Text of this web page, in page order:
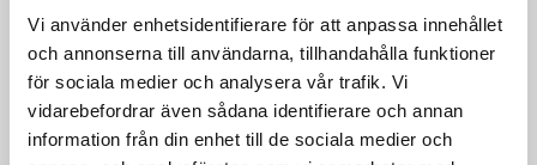
Vi använder enhetsidentifierare för att anpassa innehållet
och annonserna till användarna, tillhandahålla funktioner
för sociala medier och analysera vår trafik. Vi
vidarebefordrar även sådana identifierare och annan
information från din enhet till de sociala medier och
utspänningar, inklusive 5 V/3 A, 9 V/3 A, 12 V/3 A, 15 V/3 A och
20 V/3 A, med en maximal effekt på 60 W. USB-A-portarna
levererar en stadig uteffekt på 5 V/2,4 A (12 W max.) vardera.
Kombinationen av Type-C och USB-A kan ge en maximal effekt
på 72 W. Levereras i en förstklassig kraftpapperslåda med ett
färgstarkt klistermärke.